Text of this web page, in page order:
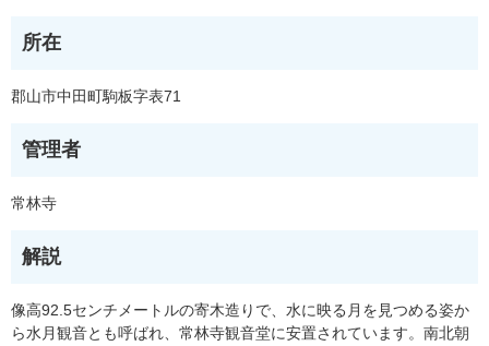
所在
郡山市中田町駒板字表71
管理者
常林寺
解説
像高92.5センチメートルの寄木造りで、水に映る月を見つめる姿か
ら水月観音とも呼ばれ、常林寺観音堂に安置されています。南北朝